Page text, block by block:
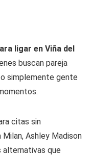
ligar en Viña del
buscan pareja
simplemente gente
citas sin
Ashley Madison
alternativas que